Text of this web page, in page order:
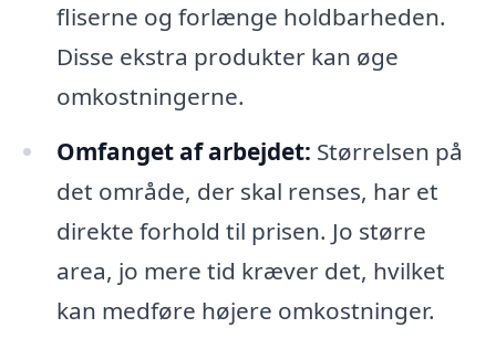
fliserne og forlænge holdbarheden.
Disse ekstra produkter kan øge
omkostningerne.
Omfanget af arbejdet: Størrelsen på
det område, der skal renses, har et
direkte forhold til prisen. Jo større
area, jo mere tid kræver det, hvilket
kan medføre højere omkostninger.